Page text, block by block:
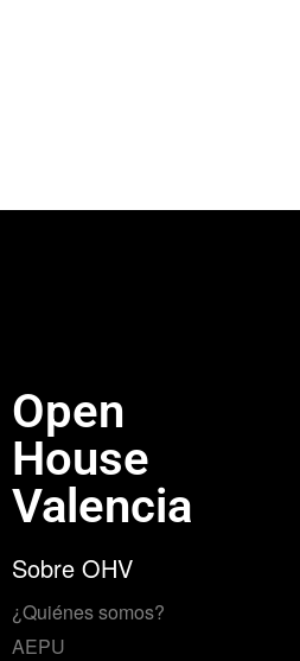
Open
House
Valencia
Sobre OHV
¿Quiénes somos?
AEPU